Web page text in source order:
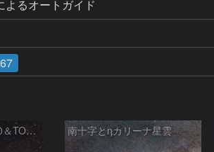
るオートガイド
M17散光星雲（μ250＆TOA130） 南十字とηカリーナ星雲